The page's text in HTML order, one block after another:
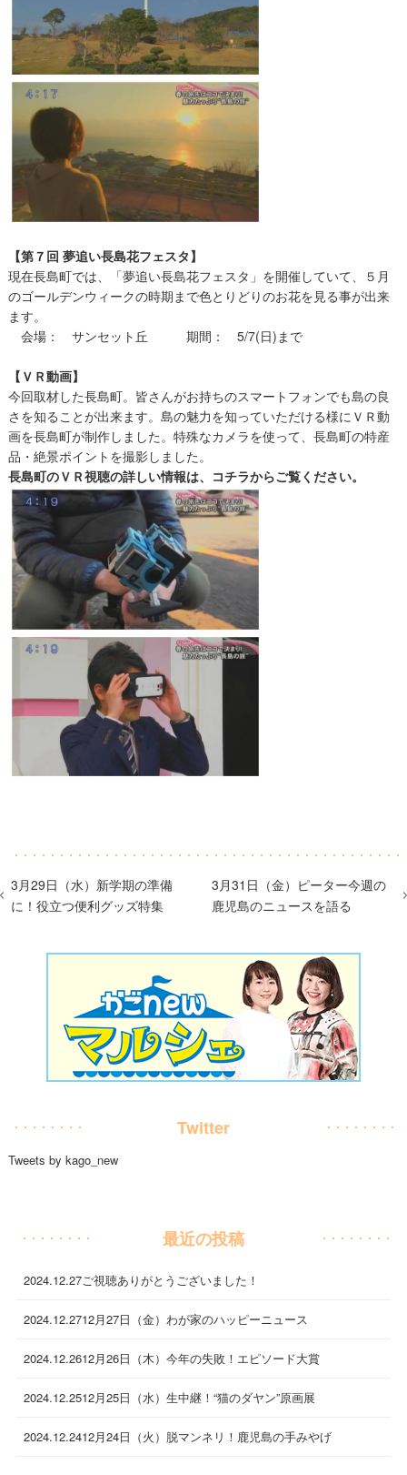
【第７回 夢追い長島花フェスタ】
現在長島町では、「夢追い長島花フェスタ」を開催していて、５月
のゴールデンウィークの時期まで色とりどりのお花を見る事が出来
ます。
会場： サンセット丘 期間： 5/7(日)まで
【ＶＲ動画】
今回取材した長島町。皆さんがお持ちのスマートフォンでも島の良
さを知ることが出来ます。島の魅力を知っていただける様にＶＲ動
画を長島町が制作しました。特殊なカメラを使って、長島町の特産
品・絶景ポイントを撮影しました。
長島町のＶＲ視聴の詳しい情報は、コチラからご覧ください。
3月29日（水）新学期の準備
に！役立つ便利グッズ特集
3月31日（金）ピーター今週の
鹿児島のニュースを語る
Twitter
Tweets by kago_new
最近の投稿
2024.12.27ご視聴ありがとうございました！
2024.12.2712月27日（金）わが家のハッピーニュース
2024.12.2612月26日（木）今年の失敗！エピソード大賞
2024.12.2512月25日（水）生中継！“猫のダヤン”原画展
2024.12.2412月24日（火）脱マンネリ！鹿児島の手みやげ